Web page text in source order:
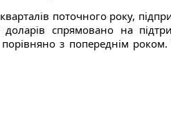
поточного року,
спрямовано на
з попереднім